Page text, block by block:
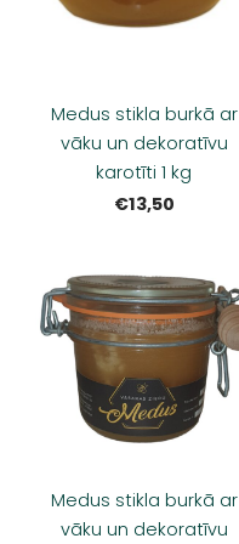
Medus stikla burkā ar
vāku un dekoratīvu
karotīti 1 kg
€13,50
Medus stikla burkā ar
vāku un dekoratīvu